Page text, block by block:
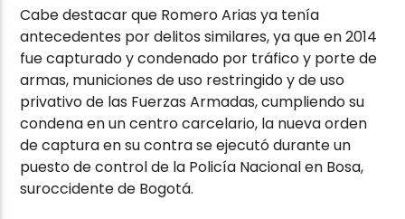
Cabe destacar que Romero Arias ya tenía
antecedentes por delitos similares, ya que en 2014
fue capturado y condenado por tráfico y porte de
armas, municiones de uso restringido y de uso
privativo de las Fuerzas Armadas, cumpliendo su
condena en un centro carcelario, la nueva orden
de captura en su contra se ejecutó durante un
puesto de control de la Policía Nacional en Bosa,
suroccidente de Bogotá.